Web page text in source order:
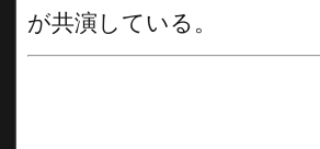
が共演している。